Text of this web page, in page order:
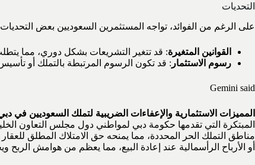
التحديات
على الرغم من الفوائد، تواجه المستثمرين السعوديين بعض
القوانين المتغيرة: قد تتغير التشريعات بشكل دوري، مما
رسوم الاستثمار : قد تكون الرسوم المرتبطة بالتملك أو
Gemini said
المميزات الاستثمارية والإعفاءات الضريبية لتملك السعوديين في
مناطق التملك الحر المحددة، مما يمنحه حق الامتلاك المطلق
أو الأرباح الرأسمالية عند إعادة البيع، مما يعظم من هوامش